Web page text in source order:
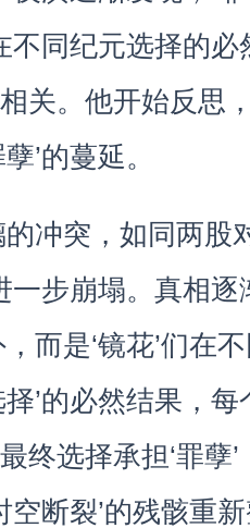
不同纪元选择的
关。他开始反思
’的蔓延。
冲突，如同两股
一步崩塌。真相逐
而是‘镜花’们在
’的必然结果，每
终选择承担‘罪孽
空断裂’的残骸重